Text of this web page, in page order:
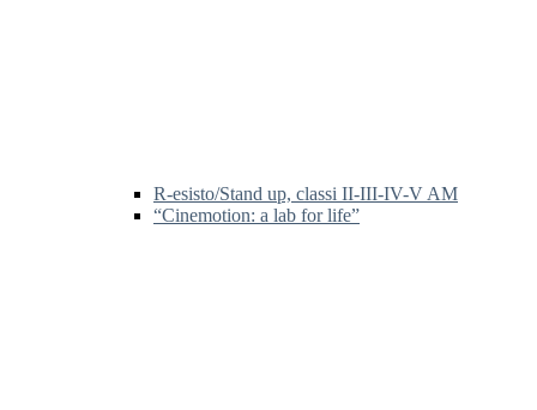
R-esisto/Stand up, classi II-III-IV-V AM
“Cinemotion: a lab for life”